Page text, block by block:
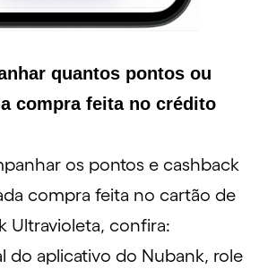
quantos pontos ou
compra feita no crédito
os pontos e cashback
compra feita no cartão de
Ultravioleta, confira:
do aplicativo do Nubank, role